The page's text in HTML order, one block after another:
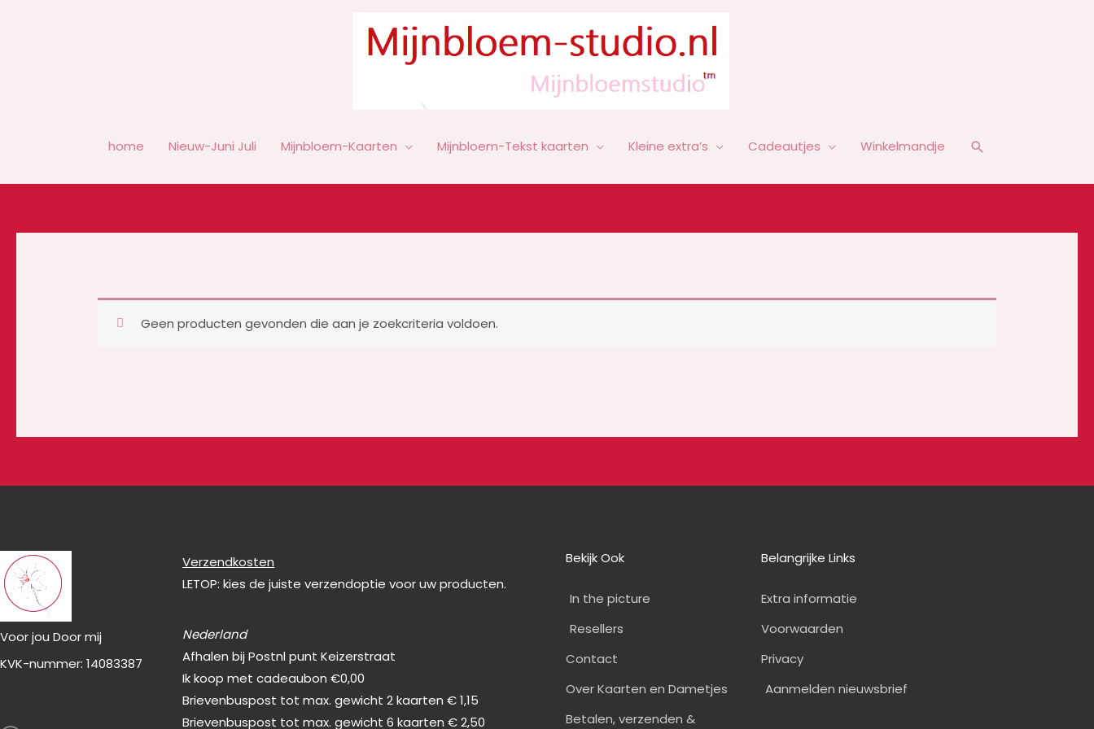
home Nieuw-Juni Juli Mijnbloem-Kaarten Mijnbloem-Tekst kaarten Kleine extra’s Cadeautjes Winkelmandje Zoeken
Geen producten gevonden die aan je zoekcriteria voldoen.
Voor jou Door mij
KVK-nummer: 14083387
Verzendkosten
LETOP: kies de juiste verzendoptie voor uw producten.
Nederland
Afhalen bij Postnl punt Keizerstraat
Ik koop met cadeaubon €0,00
Brievenbuspost tot max. gewicht 2 kaarten € 1,15
Brievenbuspost tot max. gewicht 6 kaarten € 2,50
Bekijk Ook
In the picture
Resellers
Contact
Over Kaarten en Dametjes
Betalen, verzenden &
Belangrijke Links
Extra informatie
Voorwaarden
Privacy
Aanmelden nieuwsbrief